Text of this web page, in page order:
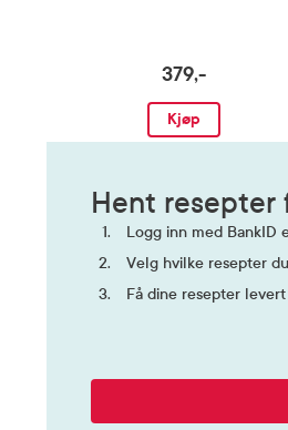
379,-
Kjøp
Hent
Logg inn med BankID
Velg hvilke resepter
Få dine resepter